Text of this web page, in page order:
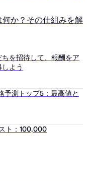
か？その仕組みを解
を招待して、報酬をア
よう
予測トップ5：最高値と
ト：100,000